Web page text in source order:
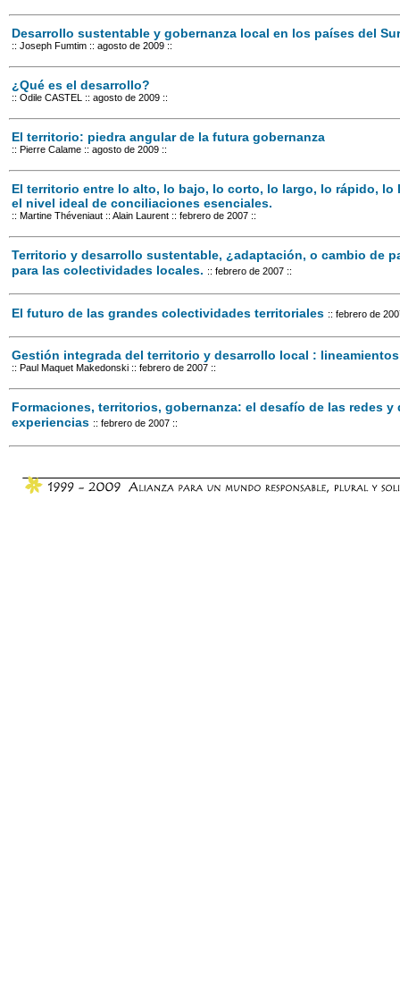
Desarrollo sustentable y gobernanza local en los países del
:: Joseph Fumtim :: agosto de 2009 ::
¿Qué es el desarrollo?
:: Odile CASTEL :: agosto de 2009 ::
El territorio: piedra angular de la futura gobernanza
:: Pierre Calame :: agosto de 2009 ::
El territorio entre lo alto, lo bajo, lo corto, lo largo, lo rápido,
el nivel ideal de conciliaciones esenciales.
:: Martine Théveniaut :: Alain Laurent :: febrero de 2007 ::
Territorio y desarrollo sustentable, ¿adaptación, o cambio de
para las colectividades locales. :: febrero de 2007 ::
El futuro de las grandes colectividades territoriales :: febrero de
Gestión integrada del territorio y desarrollo local :
:: Paul Maquet Makedonski :: febrero de 2007 ::
Formaciones, territorios, gobernanza: el desafío de las redes
experiencias :: febrero de 2007 ::